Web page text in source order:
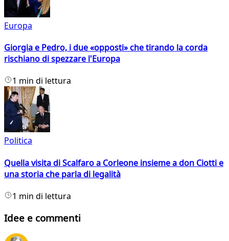
Europa
Giorgia e Pedro, i due «opposti» che tirando la corda
rischiano di spezzare l'Europa
1 min di lettura
Politica
Quella visita di Scalfaro a Corleone insieme a don Ciotti e
una storia che parla di legalità
1 min di lettura
Idee e commenti